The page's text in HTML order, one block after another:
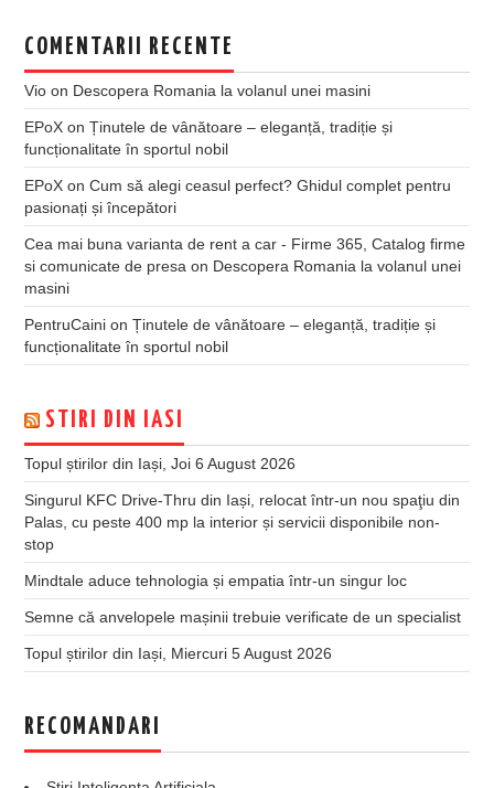
COMENTARII RECENTE
Vio on Descopera Romania la volanul unei masini
EPoX onȚinutele de vânătoare – eleganță, tradiție și
funcționalitate în sportul nobil
EPoX onCum să alegi ceasul perfect? Ghidul complet pentru
pasionați și începători
Cea mai buna varianta de rent a car - Firme 365, Catalog firme
si comunicate de presa on Descopera Romania la volanul unei
masini
PentruCaini onȚinutele de vânătoare – eleganță, tradiție și
funcționalitate în sportul nobil
STIRI DIN IASI
Topul știrilor din Iași, Joi 6 August 2026
Singurul KFC Drive-Thru din Iași, relocat într-un nou spaţiu din
Palas, cu peste 400 mp la interior și servicii disponibile non-
stop
Mindtale aduce tehnologia și empatia într-un singur loc
Semne că anvelopele mașinii trebuie verificate de un specialist
Topul știrilor din Iași, Miercuri 5 August 2026
RECOMANDARI